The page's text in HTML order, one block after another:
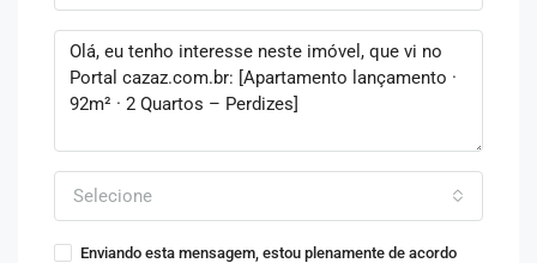
Selecione
Enviando esta mensagem, estou plenamente de acordo